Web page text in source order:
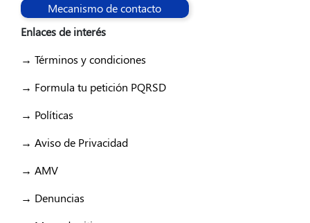
Mecanismo de contacto
Enlaces de interés
→ Términos y condiciones
→ Formula tu petición PQRSD
→ Políticas
→ Aviso de Privacidad
→ AMV
→ Denuncias